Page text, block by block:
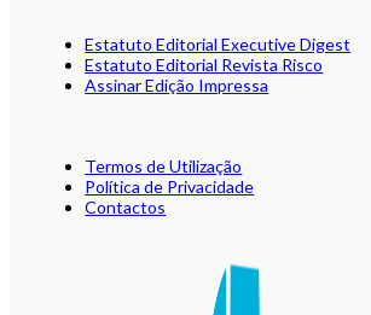
Estatuto Editorial Executive Digest
Estatuto Editorial Revista Risco
Assinar Edição Impressa
Termos de Utilização
Política de Privacidade
Contactos